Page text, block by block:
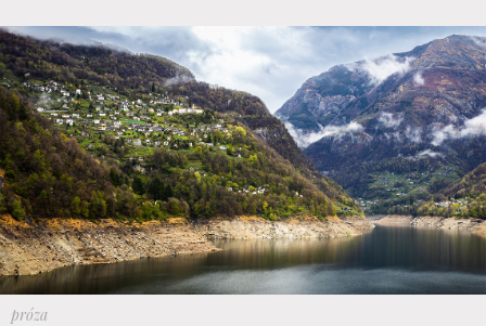
próza